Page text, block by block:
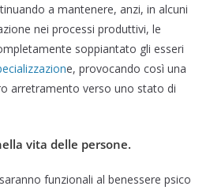
a mantenere, anzi, in alcuni
nei processi produttivi, le
soppiantato gli esseri
e, provocando così una
arretramento verso uno stato di
vita delle persone.
funzionali al benessere psico